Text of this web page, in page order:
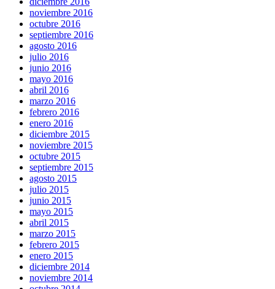
noviembre 2016
octubre 2016
septiembre 2016
agosto 2016
julio 2016
junio 2016
mayo 2016
abril 2016
marzo 2016
febrero 2016
enero 2016
diciembre 2015
noviembre 2015
octubre 2015
septiembre 2015
agosto 2015
julio 2015
junio 2015
mayo 2015
abril 2015
marzo 2015
febrero 2015
enero 2015
diciembre 2014
noviembre 2014